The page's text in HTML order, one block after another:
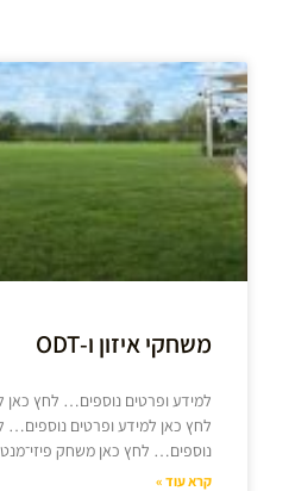
משחקי איזון ו-ODT
למידע ופרטים נוספים… לחץ כאן
לחץ כאן למידע ופרטים נוספים…
נוספים… לחץ כאן משחק
קרא עוד »